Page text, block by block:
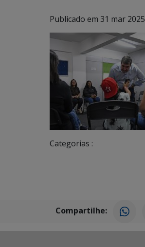
Publicado em 31 mar 2025
Categorias :
Compartilhe: